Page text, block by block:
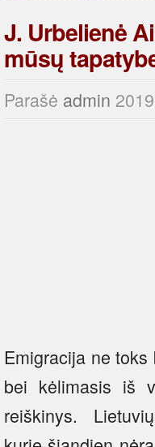
J. Urbelienė
mūsų
Parašė admin
Emigracija ne
bei kėlimasis iš
reiškinys.